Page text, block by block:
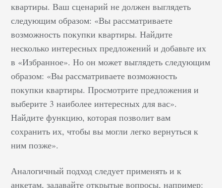
квартиры. Ваш сценарий не должен выглядеть
следующим образом: «Вы рассматриваете
возможность покупки квартиры. Найдите
несколько интересных предложений и добавьте их
в «Избранное». Но он может выглядеть следующим
образом: «Вы рассматриваете возможность
покупки квартиры. Просмотрите предложения и
выберите 3 наиболее интересных для вас».
Найдите функцию, которая позволит вам
сохранить их, чтобы вы могли легко вернуться к
ним позже».
Аналогичный подход следует применять и к
анкетам, задавайте открытые вопросы, например: